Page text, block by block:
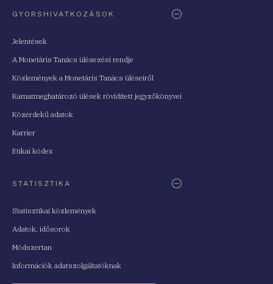
GYORSHIVATKOZÁSOK
Jelentések
A Monetáris Tanács ülésezési rendje
Közlemények a Monetáris Tanács üléseiről
Kamatmeghatározó ülések rövidített jegyzőkönyvei
Közérdekű adatok
Karrier
Etikai kódex
STATISZTIKA
Statisztikai közlemények
Adatok, idősorok
Módszertan
Információk adatszolgáltatóknak